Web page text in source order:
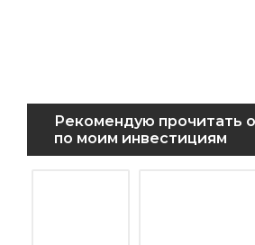
Рекомендую прочитать
по моим инвестициям